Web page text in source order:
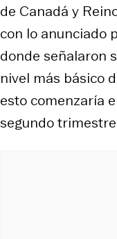
de Canadá y
con lo anunciado
donde señalaron
nivel más básico
esto comenzaría
segundo